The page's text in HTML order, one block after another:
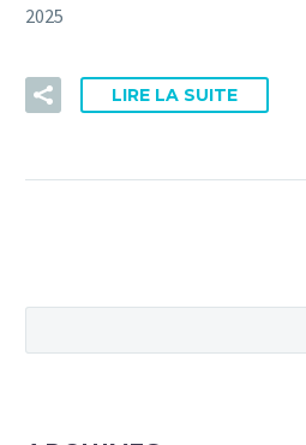
2025
LIRE LA SUITE